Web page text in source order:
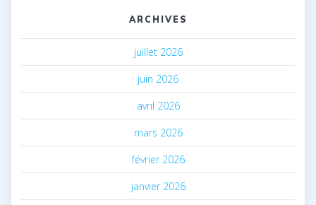
ARCHIVES
juillet 2026
juin 2026
avril 2026
mars 2026
février 2026
janvier 2026